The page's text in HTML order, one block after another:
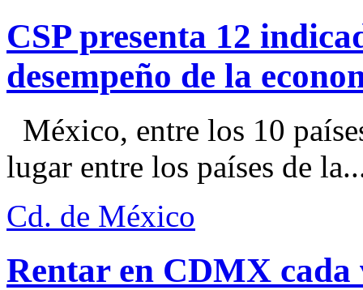
CSP presenta 12
desempeño de la
México, entre los 10
lugar entre los países de
Cd. de México
Rentar en CDMX cada